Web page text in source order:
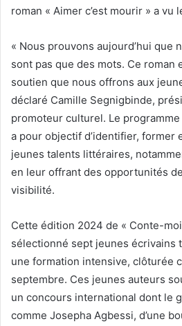
roman « Aimer c’est mourir » a vu
« Nous prouvons aujourd’hui que
sont pas que des mots. Ce roman
soutien que nous offrons aux
déclaré Camille Segnigbinde,
promoteur culturel. Le programme
a pour objectif d’identifier, former
jeunes talents littéraires,
en leur offrant des opportunités
visibilité.
Cette édition 2024 de « Conte-moi
sélectionné sept jeunes écrivains
une formation intensive, clôturée
septembre. Ces jeunes auteurs
un concours international dont le
comme Josepha Agbessi, d’une